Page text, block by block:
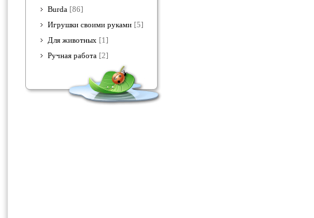
Burda [86]
Игрушки своими руками [5]
Для животных [1]
Ручная работа [2]